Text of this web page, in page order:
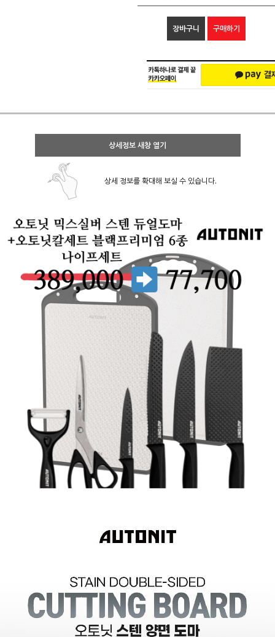
장바구니 구매하기
상세정보 새창 열기
상세 정보를 확대해 보실 수 있습니다.